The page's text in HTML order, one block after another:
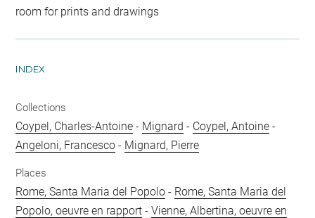
room for prints and drawings
INDEX
Collections
Coypel, Charles-Antoine - Mignard - Coypel, Antoine -
Angeloni, Francesco - Mignard, Pierre
Places
Rome, Santa Maria del Popolo - Rome, Santa Maria del
Popolo, oeuvre en rapport -Vienne, Albertina, oeuvre en